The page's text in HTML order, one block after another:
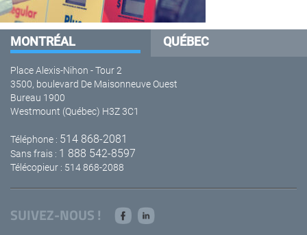
MONTRÉAL QUÉBEC
Place Alexis-Nihon - Tour 2
3500, boulevard De Maisonneuve Ouest
Bureau 1900
Westmount (Québec) H3Z 3C1
Téléphone : 514 868-2081
Sans frais : 1 888 542-8597
Télécopieur : 514 868-2088
SUIVEZ-NOUS !